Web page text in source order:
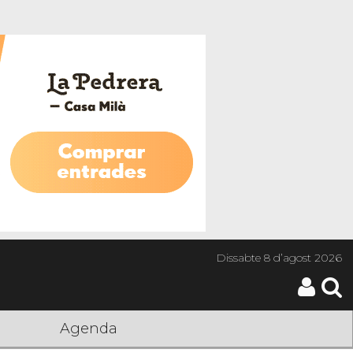
Dissabte8 d’agost 2026
Agenda